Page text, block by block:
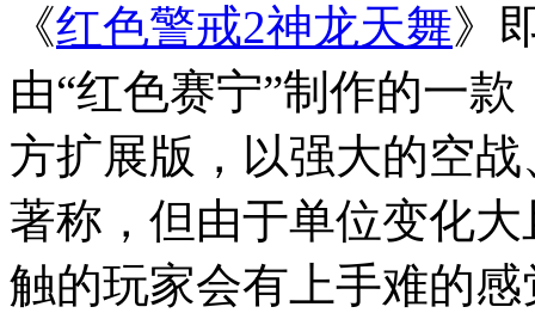
《红色警戒2神龙天舞》
由“红色赛宁”制作的一
方扩展版，以强大的空
著称，但由于单位变化
触的玩家会有上手难的感